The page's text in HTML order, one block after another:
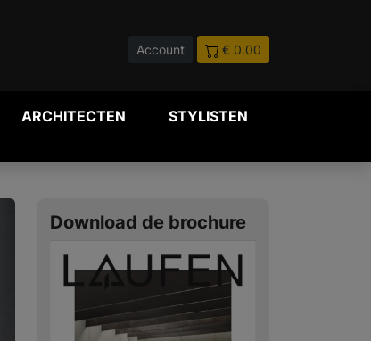
Account € 0.00
ARCHITECTEN STYLISTEN
Download de brochure